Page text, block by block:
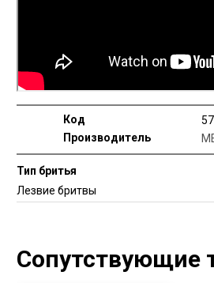
Код
Производитель
Тип бритья
Лезвие бритвы
Сопутствующие